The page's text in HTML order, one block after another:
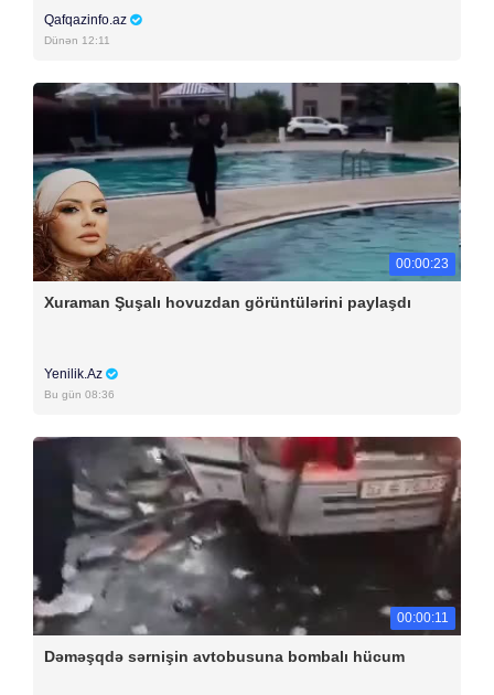
Qafqazinfo.az
Dünən 12:11
00:00:23
Xuraman Şuşalı hovuzdan görüntülərini paylaşdı
Yenilik.Az
Bu gün 08:36
00:00:11
Dəməşqdə sərnişin avtobusuna bombalı hücum